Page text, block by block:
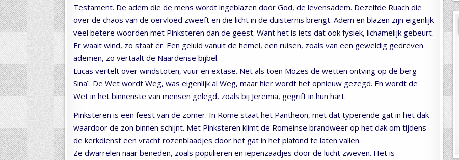
Testament. De adem die de mens wordt ingeblazen door God, de levensadem. Dezelfde Ruach die
over de chaos van de oervloed zweeft en die licht in de duisternis brengt. Adem en blazen zijn eigenlijk
veel betere woorden met Pinksteren dan de geest. Want het is iets dat ook fysiek, lichamelijk gebeurt.
Er waait wind, zo staat er. Een geluid vanuit de hemel, een ruisen, zoals van een geweldig gedreven
ademen, zo vertaalt de Naardense bijbel.
Lucas vertelt over windstoten, vuur en extase. Net als toen Mozes de wetten ontving op de berg
Sinaï. De Wet wordt Weg, was eigenlijk al Weg, maar hier wordt het opnieuw gezegd. En wordt de
Wet in het binnenste van mensen gelegd, zoals bij Jeremia, gegrift in hun hart.
Pinksteren is een feest van de zomer. In Rome staat het Pantheon, met dat typerende gat in het dak
waardoor de zon binnen schijnt. Met Pinksteren klimt de Romeinse brandweer op het dak om tijdens
de kerkdienst een vracht rozenblaadjes door het gat in het plafond te laten vallen.
Ze dwarrelen naar beneden, zoals populieren en iepenzaadjes door de lucht zweven. Het is